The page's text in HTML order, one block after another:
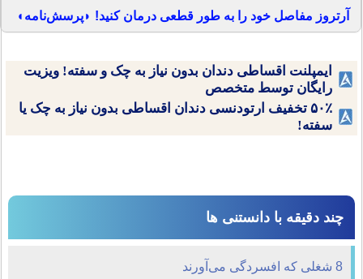
آرتروز مفاصل خود را به طور قطعی درمان کنید! ◗پرسش‌نامه◖
ایمپلنت اقساطی دندان بدون نیاز به چک و سفته! ویزیت
رایگان توسط متخصص
۵۰٪ تخفیف ارتودنسی دندان اقساطی بدون نیاز به چک یا
سفته!
چند دقیقه با دانستنی ها
8 شغلی که افسردگی می‌آورند